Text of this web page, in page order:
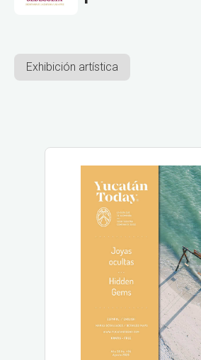
Exhibición artística